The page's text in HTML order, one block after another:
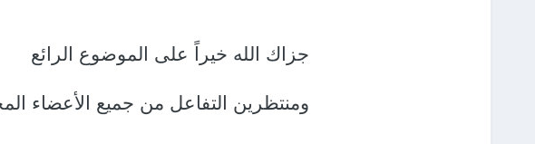
جزاك الله خيراً على الموضوع الرائع
ومنتظرين التفاعل من جميع الأعضاء